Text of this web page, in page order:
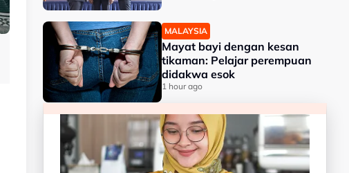
MALAYSIA
Mayat bayi dengan kesan
tikaman: Pelajar perempuan
didakwa esok
1 hour ago